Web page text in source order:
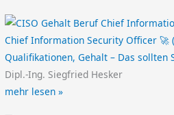
Chief Information Security Officer 🚀
Qualifikationen, Gehalt – Das sollten
Dipl.-Ing. Siegfried Hesker
mehr lesen »